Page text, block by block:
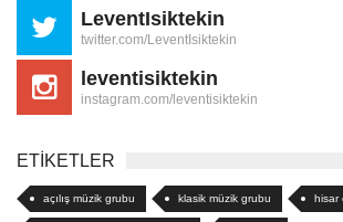
LeventIsiktekin
twitter.com/LeventIsiktekin
leventisiktekin
instagram.com/leventisiktekin
ETİKETLER
açılış müzik grubu klasik müzik grubu hisar